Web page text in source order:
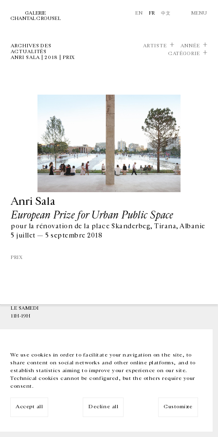
We use cookies in order to facilitate your navigation on the site, to
share content on social networks and other online platforms, and to
establish statistics aiming to improve your experience on our site.
Technical cookies cannot be configured, but the others require your
consent.
Accept all Decline all Customize
GALERIE
CHANTAL CROUSEL
EN FR 中文 MENU
ARCHIVES DES
ACTUALITÉS
ANRI SALA | 2018 | PRIX
ARTISTE
ANNÉE
CATÉGORIE
Anri Sala
European Prize for Urban Public Space
pour la rénovation de la place Skanderbeg, Tirana, Albanie
5 juillet — 5 septembre 2018
PRIX
GALERIE CHANTAL CROUSEL
T.+33 1 42 77 38 87
LE SAMEDI
11H-19H
EN FR 中文 Facebook Instagram
Inscrivez-vous à notre newsletter